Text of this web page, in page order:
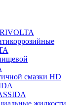
смазки HD
жидкости